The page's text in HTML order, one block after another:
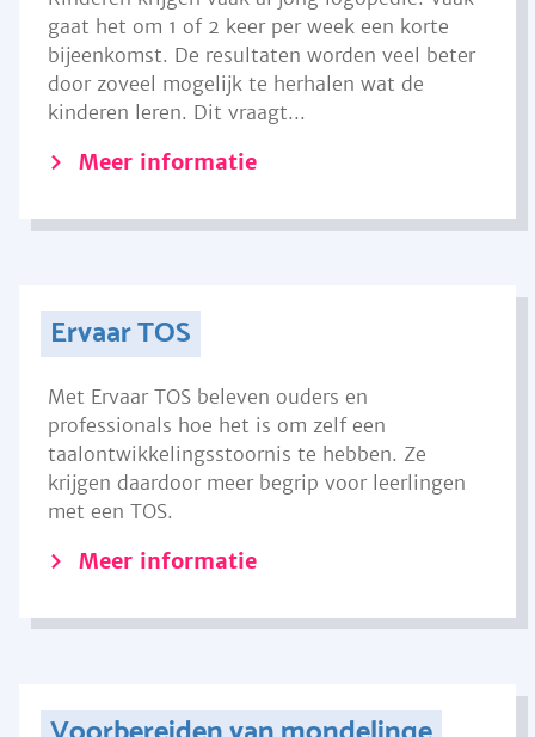
gaat het om 1 of 2 keer per week een korte
bijeenkomst. De resultaten worden veel beter
door zoveel mogelijk te herhalen wat de
kinderen leren. Dit vraagt...
Meer informatie
Ervaar TOS
Met Ervaar TOS beleven ouders en
professionals hoe het is om zelf een
taalontwikkelingsstoornis te hebben. Ze
krijgen daardoor meer begrip voor leerlingen
met een TOS.
Meer informatie